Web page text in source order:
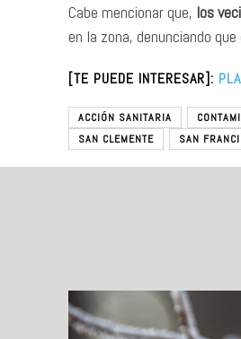
Cabe mencionar que, los
en la zona, denunciando
[TE PUEDE INTERESAR]:
ACCIÓN SANITARIA
SAN CLEMENTE
SAN